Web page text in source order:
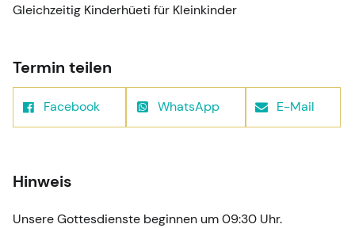
Gleichzeitig Kinderhüeti für Kleinkinder
Termin teilen
Facebook WhatsApp E-Mail
Hinweis
Unsere Gottesdienste beginnen um 09:30 Uhr.